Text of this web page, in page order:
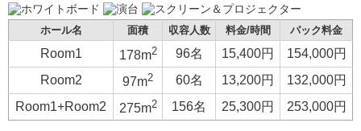
ホール名 面積 収容人数 料金/時間 パック料金
Room1 178m2 96名 15,400円
154,000円
Room2
97m2 60名 13,200円
132,000円
Room1+Room2
275m2 156名 25,300円 253,000円